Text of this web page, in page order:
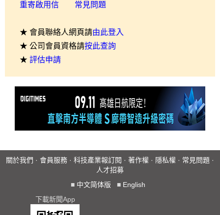
重寄啟用信 常見問題
★ 會員聯絡人網頁請由此登入
★ 公司會員資格請按此查詢
★ 評估申請
關於我們 · 會員服務 · 科技產業報訂閱 · 著作權 · 隱私權 · 常見問題 ·
人才招募
■ 中文简体版 ■ English
下載新聞App